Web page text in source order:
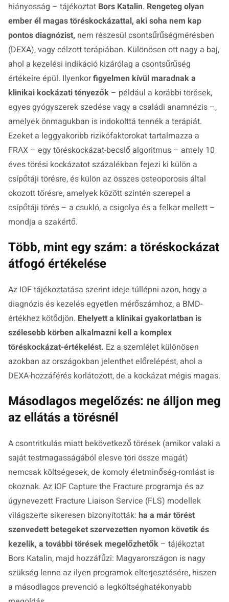
hiányosság – tájékoztat Bors Katalin. Rengeteg olyan
ember él magas töréskockázattal, aki soha nem kap
pontos diagnózist, nem részesül csontsűrűségmérésben
(DEXA), vagy célzott terápiában. Különösen ott nagy a baj,
ahol a kezelési indikáció kizárólag a csontsűrűség
értékeire épül. Ilyenkorfigyelmen kívül maradnak a
klinikai kockázati tényezők – például a korábbi törések,
egyes gyógyszerek szedése vagy a családi anamnézis –,
amelyek önmagukban is indokolttá tennék a terápiát.
Ezeket a leggyakoribb rizikófaktorokat tartalmazza a
FRAX – egy töréskockázat-becslő algoritmus – amely 10
éves törési kockázatot százalékban fejezi ki külön a
csípőtáji törésre, és külön az összes osteoporosis által
okozott törésre, amelyek között szintén szerepel a
csípőtáji törés – a csukló, a csigolya és a felkar mellett –
mondja a szakértő.
Több, mint egy szám: a töréskockázat
átfogó értékelése
Az IOF tájékoztatása szerint ideje túllépni azon, hogy a
diagnózis és kezelés egyetlen mérőszámhoz, a BMD-
értékhez kötődjön. Ehelyett a klinikai gyakorlatban is
szélesebb körben alkalmazni kell a komplex
töréskockázat-értékelést. Ez a szemlélet különösen
azokban az országokban jelenthet előrelépést, ahol a
DEXA-hozzáférés korlátozott, de a kockázat mégis magas.
Másodlagos megelőzés: ne álljon meg
az ellátás a törésnél
A csontritkulás miatt bekövetkező törések (amikor valaki a
saját testmagasságából elesve töri össze magát)
nemcsak költségesek, de komoly életminőség-romlást is
okoznak. Az IOF Capture the Fracture programja és az
úgynevezett Fracture Liaison Service (FLS) modellek
világszerte sikeresen bizonyították: ha a már törést
szenvedett betegeket szervezetten nyomon követik és
kezelik, a további törések megelőzhetők – tájékoztat
Bors Katalin, majd hozzáfűzi: Magyarországon is nagy
szükség lenne az ilyen programok elterjesztésére, hiszen
a másodlagos prevenció a legköltséghatékonyabb